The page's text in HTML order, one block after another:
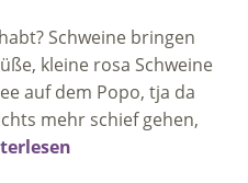
Schweine bringen
kleine rosa Schweine
auf dem Popo, tja da
mehr schief gehen,